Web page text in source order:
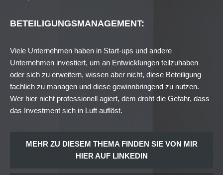
BETEILIGUNGSMANAGEMENT:
Viele Unternehmen haben in Start-ups und andere
Unternehmen investiert, um an Entwicklungen teilzuhaben
oder sich zu erweitern, wissen aber nicht, diese Beteiligung
fachlich zu managen und diese gewinnbringend zu nutzen.
Wer hier nicht professionell agiert, dem droht die Gefahr, dass
das Investment sich in Luft auflöst.
MEHR ZU DIESEM THEMA FINDEN SIE VON MIR
HIER AUF LINKEDIN